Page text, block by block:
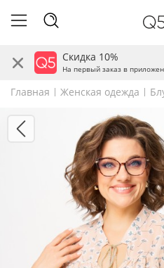
Скидка 10%
На первый заказ в
Главная Женская одежда